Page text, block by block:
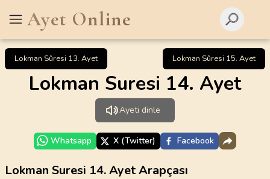
Ayet Online
Lokman Sûresi 13. Ayet Lokman Sûresi 15. Ayet
Lokman Suresi 14. Ayet
Ayeti dinle
Whatsapp X (Twitter) Facebook
Lokman Suresi 14. Ayet Arapçası